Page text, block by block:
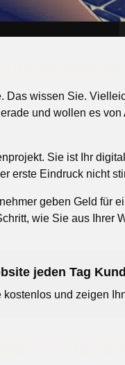
Das wissen Sie.
und wollen es
Sie ist Ihr
erste Eindruck nicht
geben Geld für
wie Sie aus
jeden Tag
und zeigen